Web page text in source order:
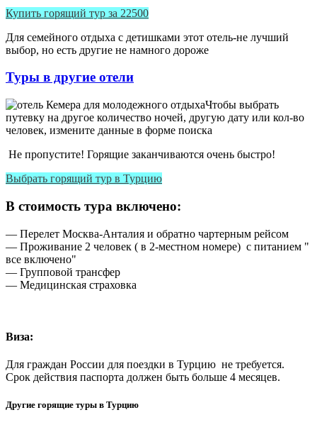
Купить горящий тур за 22500
Для семейного отдыха с детишками этот отель-не лучший
выбор, но есть другие не намного дороже
Туры в другие отели
Чтобы выбрать
путевку на другое количество ночей, другую дату или кол-во
человек, измените данные в форме поиска
Не пропустите! Горящие заканчиваются очень быстро!
Выбрать горящий тур в Турцию
В стоимость тура включено:
— Перелет Москва-Анталия и обратно чартерным рейсом
— Проживание 2 человек ( в 2-местном номере) с питанием "
все включено"
— Групповой трансфер
— Медицинская страховка
Виза:
Для граждан России для поездки в Турцию не требуется.
Срок действия паспорта должен быть больше 4 месяцев.
Другие горящие туры в Турцию